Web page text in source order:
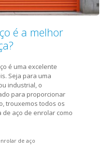
é a melhor
é uma excelente
Seja para uma
industrial, o
para proporcionar
trouxemos todos os
aço de enrolar como
de aço